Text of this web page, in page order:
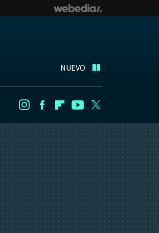
NUEVO
InstagramFacebookFlipboard
Youtube